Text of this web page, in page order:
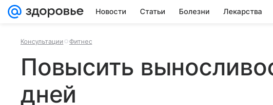
Новости Статьи Болезни Лекарства
Консультации Фитнес
Повысить
дней